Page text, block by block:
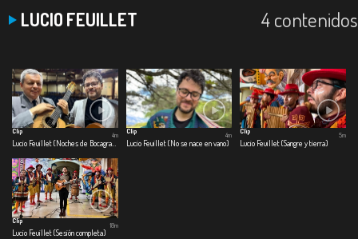
LUCIO FEUILLET 4 contenidos
Clip
4m
Clip
Lucio Feuillet (No se nace en vano)
4m
Clip
Lucio Feuillet (Sangre y tierra)
5m
Clip
Lucio Feuillet (Sesión completa)
18m